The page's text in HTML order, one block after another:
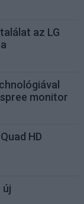
az LG
monitor
HD
új